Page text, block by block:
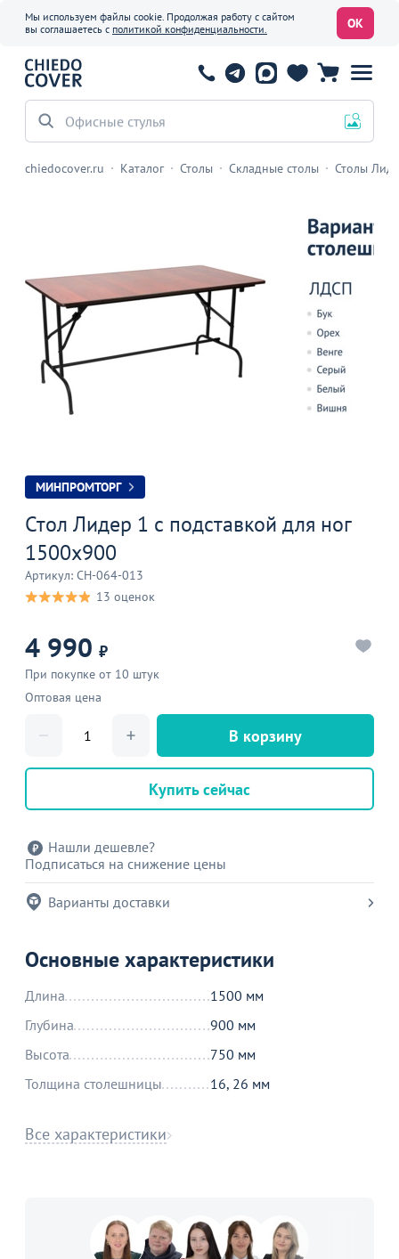
Мы используем файлы cookie. Продолжая работу с сайтом
вы соглашаетесь с политикой конфиденциальности. ОК
Офисные стулья
chiedocover.ru Каталог Столы Складные столы Столы
МИНПРОМТОРГ
Стол Лидер 1 с подставкой для ног
1500x900
Артикул: CH-064-013
13 оценок
4 990 ₽
При покупке от 10 штук
Оптовая цена
В корзину
Купить сейчас
Нашли дешевле?
Подписаться на снижение цены
Варианты доставки
Основные характеристики
Длина
1500 мм
Глубина
900 мм
Высота
750 мм
Толщина столешницы
16, 26 мм
Все характеристики